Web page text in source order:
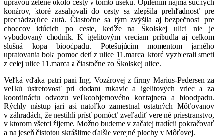
úpravou zelene okolo cesty v tomto úseku. Opílením najmä suchých
konárov, ktoré zasahovali do cesty sa zlepšila prehľadnosť pre
prechádzajúce autá. Čiastočne sa tým zvýšila aj bezpečnosť pre
chodcov idúcich po ceste, keďže na Školskej ulici nie je
vybudovaný chodník. K igelitovým vreciam pribudla aj celkom
slušná kopa bioodpadu. Potešujúcim momentom jarného
upratovania bola pomoc detí z ulice 11.marca, ktoré vyzbierali smeti
z celej ulice 11.marca a čiastočne zo Školskej ulice.
Veľká vďaka patrí pani Ing. Vozárovej z firmy Marius-Pedersen za
veľkú ústretovosť pri dodaní rukavíc a igelitových vriec a za
koordináciu odvozu veľkoobjemového kontajnera a bioodpadu.
Rýchly nástup jari asi natoľko zamestnal ostatných Môťovanov
v záhradách, že nestihli prísť pomôcť zveľadiť verejné priestranstvo,
v ktorom všetci žijeme. Možno budeme v začatej tradícii pokračovať
a na jeseň čistotou skrášlime ďalšie verejné plochy v Môťovej.